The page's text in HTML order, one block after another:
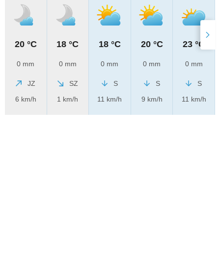
20 °C
0 mm
JZ
6 km/h
18 °C
0 mm
SZ
1 km/h
18 °C
0 mm
S
11 km/h
20 °C
0 mm
S
9 km/h
23 °C
0 mm
S
11 km/h